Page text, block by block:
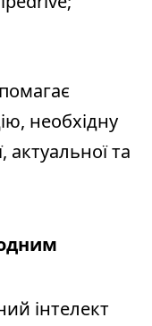
необхідну
актуальної та
інтелект